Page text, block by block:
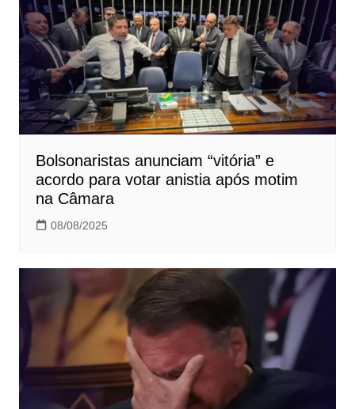
Bolsonaristas anunciam “vitória” e
acordo para votar anistia após motim
na Câmara
08/08/2025